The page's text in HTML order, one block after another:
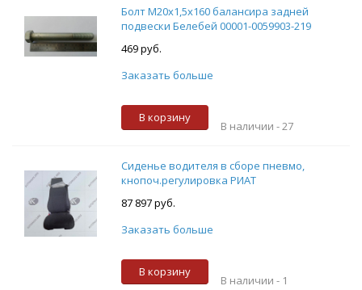
Болт М20х1,5х160 балансира задней
подвески Белебей 00001-0059903-219
469 руб.
Заказать больше
В корзину
В наличии -27
Сиденье водителя в сборе пневмо,
кнопоч.регулировка РИАТ
87 897 руб.
Заказать больше
В корзину
В наличии - 1